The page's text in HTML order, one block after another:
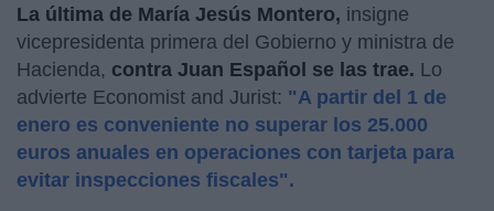
La última de María Jesús Montero, insigne
vicepresidenta primera del Gobierno y ministra de
Hacienda, contra Juan Español se las trae. Lo
advierte Economist and Jurist: "A partir del 1 de
enero es conveniente no superar los 25.000
euros anuales en operaciones con tarjeta para
evitar inspecciones fiscales".